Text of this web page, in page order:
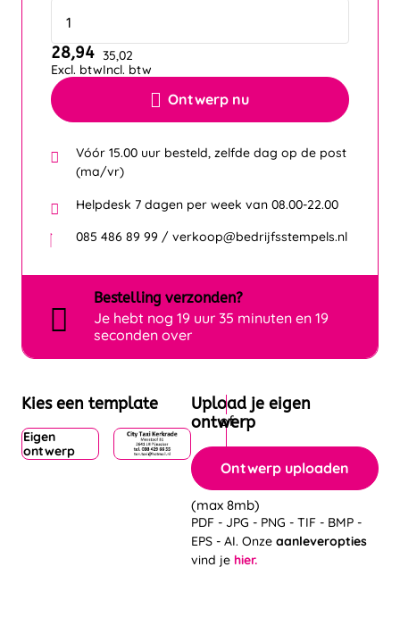
Ontwerp nu
28,94
Excl. btw
35,02
Incl. btw
Vóór 15.00 uur besteld, zelfde dag op de post
(ma/vr)
Helpdesk 7 dagen per week van 08.00-22.00
085 486 89 99 / verkoop@bedrijfsstempels.nl
Bestelling verzonden?
Je hebt nog 19 uur 35 minuten en 19
seconden over
Kies een template
Eigen
ontwerp
Upload je eigen
ontwerp
Ontwerp uploaden
(max 8mb)
PDF - JPG - PNG - TIF - BMP -
EPS - AI. Onze aanleveropties
vind je hier.